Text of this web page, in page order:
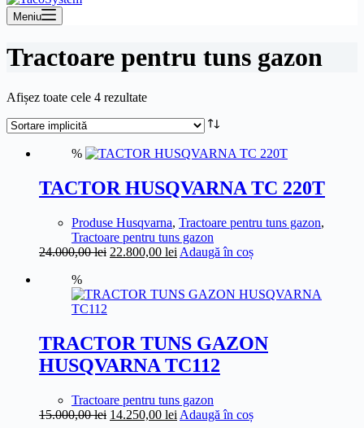
cumpărături
Meniu
Tractoare pentru tuns gazon
Afișez toate cele 4 rezultate
%
TACTOR HUSQVARNA TC 220T
Produse Husqvarna, Tractoare pentru tuns gazon,
Tractoare pentru tuns gazon
24.000,00lei Prețul
fost:
22.800,00 lei Prețul
22.800,00 lei.
Adaugă în coș
%
TRACTOR TUNS GAZON
HUSQVARNA TC112
Tractoare pentru tuns gazon
15.000,00lei Prețul
14.250,00 lei Prețul
Adaugă în coș